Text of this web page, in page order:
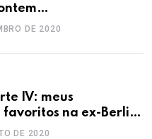
DE 2020
IV: meus
na ex-Berlim
DE 2020